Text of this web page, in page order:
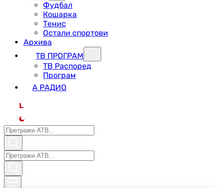
Фудбал
Кошарка
Тенис
Остали спортови
Архива
ТВ ПРОГРАМ
ТВ Распоред
Програм
А РАДИО
L